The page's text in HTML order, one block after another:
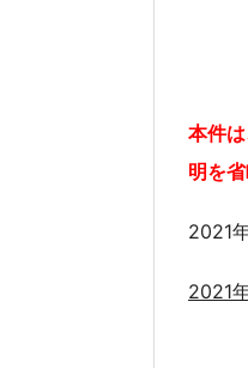
本件
明を
2021
2021